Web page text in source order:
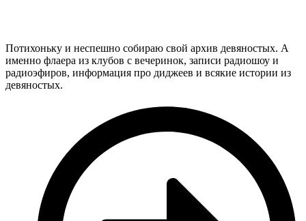
Потихоньку и неспешно собираю свой архив девяностых. А
именно флаера из клубов с вечеринок, записи радиошоу и
радиоэфиров, информация про диджеев и всякие истории из
девяностых.